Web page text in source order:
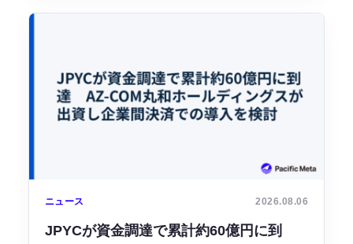
ニュース 2026.08.06
JPYCが資金調達で累計約60億円に到